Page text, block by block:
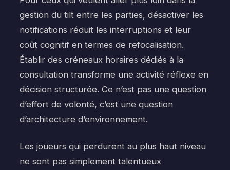
gestion du tilt entre les parties, désactiver les
notifications réduit les interruptions et leur
coût cognitif en termes de refocalisation.
Établir des créneaux horaires dédiés à la
consultation transforme une activité réflexe en
décision structurée. Ce n’est pas une question
d’effort de volonté, c’est une question
d’architecture d’environnement.
Les joueurs qui perdurent au plus haut niveau
ne sont pas simplement talentueux